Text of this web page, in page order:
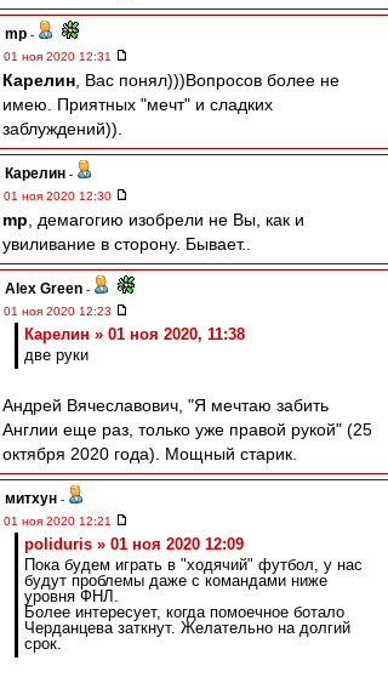
mp -
01 ноя 2020 12:31
Карелин , Вас понял)))Вопросов более не
имею. Приятных "мечт" и сладких
заблуждений)).
Карелин -
01 ноя 2020 12:30
mp , демагогию изобрели не Вы, как и
увиливание в сторону. Бывает..
Alex Green -
01 ноя 2020 12:23
Карелин » 01 ноя 2020, 11:38
две руки
Андрей Вячеславович, "Я мечтаю забить
Англии еще раз, только уже правой рукой" (25
октября 2020 года). Мощный старик.
митхун -
01 ноя 2020 12:21
poliduris » 01 ноя 2020 12:09
Пока будем играть в "ходячий" футбол, у нас
будут проблемы даже с командами ниже
уровня ФНЛ.
Более интересует, когда помоечное ботало
Черданцева заткнут. Желательно на долгий
срок.